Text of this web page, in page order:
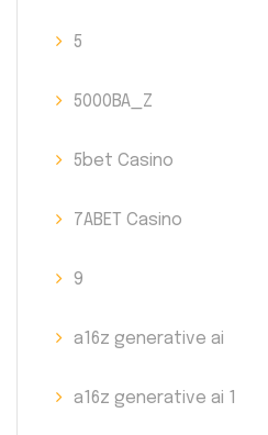
5
5000BA_Z
5bet Casino
7ABET Casino
9
a16z generative ai
a16z generative ai 1